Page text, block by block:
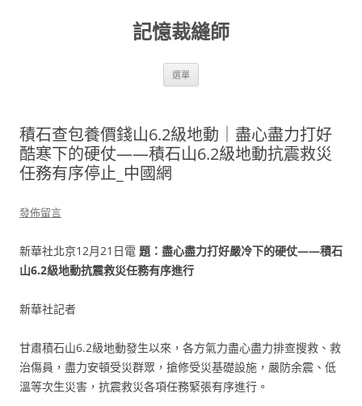
記憶裁縫師
選單
積石查包養價錢山6.2級地動｜盡心盡力打好
酷寒下的硬仗——積石山6.2級地動抗震救災
任務有序停止_中國網
發佈留言
新華社北京12月21日電 題：盡心盡力打好嚴冷下的硬仗——積石
山6.2級地動抗震救災任務有序進行
新華社記者
甘肅積石山6.2級地動發生以來，各方氣力盡心盡力排查搜救、救
治傷員，盡力安頓受災群眾，搶修受災基礎設施，嚴防余震、低
溫等次生災害，抗震救災各項任務緊張有序進行。